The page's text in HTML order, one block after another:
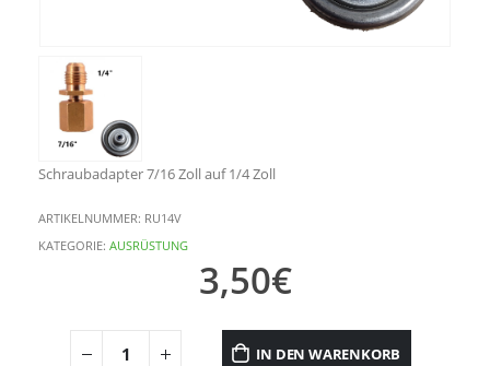
Schraubadapter 7/16 Zoll auf 1/4 Zoll
ARTIKELNUMMER: RU14V
KATEGORIE: AUSRÜSTUNG
3,50€
IN DEN WARENKORB